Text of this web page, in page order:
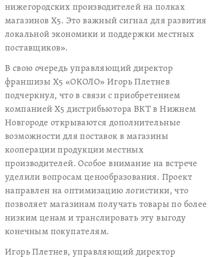
нижегородских производителей на полках
магазинов Х5. Это важный сигнал для развития
локальной экономики и поддержки местных
поставщиков».
В свою очередь управляющий директор
франшизы Х5 «ОКОЛО» Игорь Плетнев
подчеркнул, что в связи с приобретением
компанией X5 дистрибьютора ВКТ в Нижнем
Новгороде открываются дополнительные
возможности для поставок в магазины
кооперации продукции местных
производителей. Особое внимание на встрече
уделили вопросам ценообразования. Проект
направлен на оптимизацию логистики, что
позволяет магазинам получать товары по более
низким ценам и транслировать эту выгоду
конечным покупателям.
Игорь Плетнев, управляющий директор